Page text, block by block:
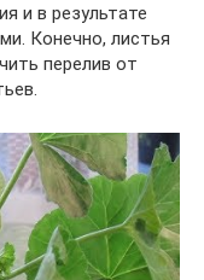
и в результате
Конечно, листья
перелив от